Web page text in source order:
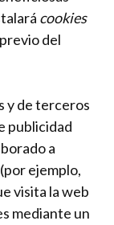
cookies
del
y de terceros
publicidad
a
ejemplo,
visita la web
mediante un